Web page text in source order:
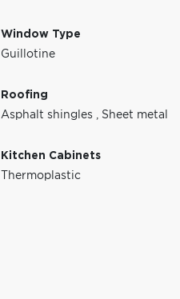
Window Type
Guillotine
Roofing
Asphalt shingles , Sheet metal
Kitchen Cabinets
Thermoplastic